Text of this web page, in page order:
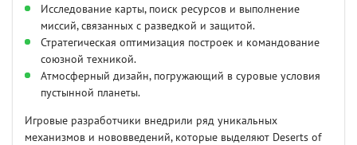
Исследование карты, поиск ресурсов и выполнение
миссий, связанных с разведкой и защитой.
Стратегическая оптимизация построек и командование
союзной техникой.
Атмосферный дизайн, погружающий в суровые условия
пустынной планеты.
Игровые разработчики внедрили ряд уникальных
механизмов и нововведений, которые выделяют Deserts of